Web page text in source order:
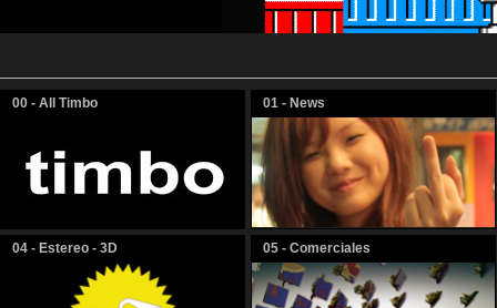
00 - All Timbo 01 - News
04 - Estereo - 3D 05 - Comerciales